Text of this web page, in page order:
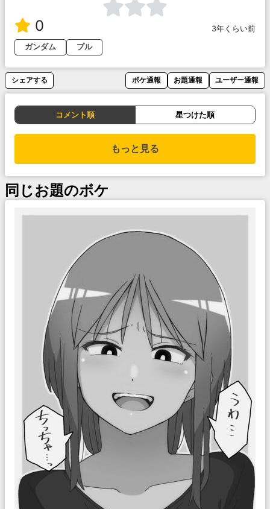
0
3年くらい前
ガンダム
プル
シェアする ボケ通報 お題通報 ユーザー通報
コメント順 星つけた順
もっと見る
同じお題のボケ